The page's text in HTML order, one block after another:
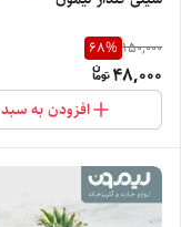
150,000
68%
48,000
افزودن به سبد